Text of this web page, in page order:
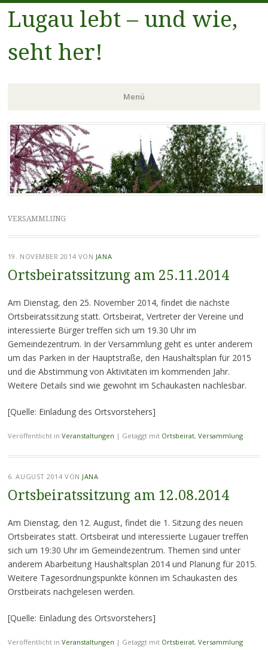
Lugau lebt – und wie,
seht her!
Menü
Zum
Inhalt
springen
VERSAMMLUNG
19. NOVEMBER 2014 VON JANA
Ortsbeiratssitzung am 25.11.2014
Am Dienstag, den 25. November 2014, findet die nächste
Ortsbeiratssitzung statt. Ortsbeirat, Vertreter der Vereine und
interessierte Bürger treffen sich um 19.30 Uhr im
Gemeindezentrum. In der Versammlung geht es unter anderem
um das Parken in der Hauptstraße, den Haushaltsplan für 2015
und die Abstimmung von Aktivitäten im kommenden Jahr.
Weitere Details sind wie gewohnt im Schaukasten nachlesbar.
[Quelle: Einladung des Ortsvorstehers]
Veröffentlicht in Veranstaltungen | Getaggt mit Ortsbeirat, Versammlung
6. AUGUST 2014 VON JANA
Ortsbeiratssitzung am 12.08.2014
Am Dienstag, den 12. August, findet die 1. Sitzung des neuen
Ortsbeirates statt. Ortsbeirat und interessierte Lugauer treffen
sich um 19:30 Uhr im Gemeindezentrum. Themen sind unter
anderem Abarbeitung Haushaltsplan 2014 und Planung für 2015.
Weitere Tagesordnungspunkte können im Schaukasten des
Orstbeirats nachgelesen werden.
[Quelle: Einladung des Ortsvorstehers]
Veröffentlicht in Veranstaltungen | Getaggt mit Ortsbeirat, Versammlung